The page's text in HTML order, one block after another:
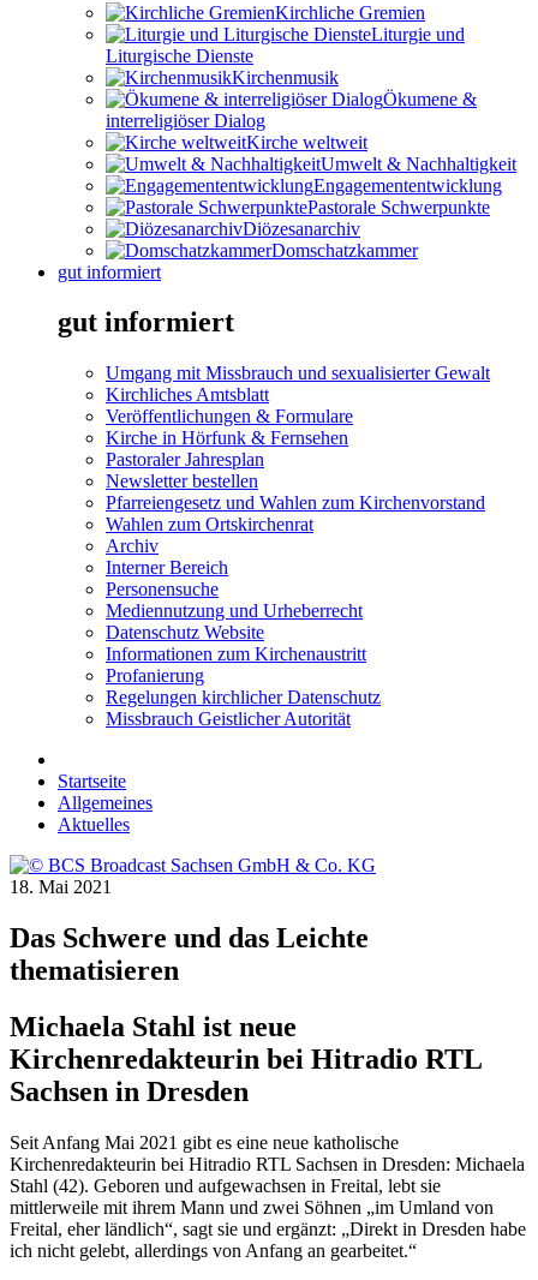
Kirchliche Gremien
Liturgie und
Liturgische Dienste
Kirchenmusik
Ökumene &
interreligiöser Dialog
Kirche weltweit
Umwelt & Nachhaltigkeit
Engagemententwicklung
Pastorale Schwerpunkte
Diözesanarchiv
Domschatzkammer
gut informiert
gut informiert
Umgang mit Missbrauch und sexualisierter Gewalt
Kirchliches Amtsblatt
Veröffentlichungen & Formulare
Kirche in Hörfunk & Fernsehen
Pastoraler Jahresplan
Newsletter bestellen
Pfarreiengesetz und Wahlen zum Kirchenvorstand
Wahlen zum Ortskirchenrat
Archiv
Interner Bereich
Personensuche
Mediennutzung und Urheberrecht
Datenschutz Website
Informationen zum Kirchenaustritt
Profanierung
Regelungen kirchlicher Datenschutz
Missbrauch Geistlicher Autorität
Startseite
Allgemeines
Aktuelles
18. Mai 2021
Das Schwere und das Leichte
thematisieren
Michaela Stahl ist neue
Kirchenredakteurin bei Hitradio RTL
Sachsen in Dresden
Seit Anfang Mai 2021 gibt es eine neue katholische
Kirchenredakteurin bei Hitradio RTL Sachsen in Dresden: Michaela
Stahl (42). Geboren und aufgewachsen in Freital, lebt sie
mittlerweile mit ihrem Mann und zwei Söhnen „im Umland von
Freital, eher ländlich“, sagt sie und ergänzt: „Direkt in Dresden habe
ich nicht gelebt, allerdings von Anfang an gearbeitet.“